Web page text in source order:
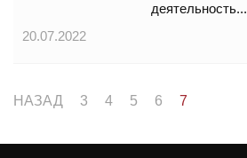
деятельность...
20.07.2022
НАЗАД 3 4 5 6 7